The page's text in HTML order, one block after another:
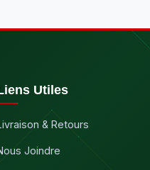
Utiles
& Retours
Joindre